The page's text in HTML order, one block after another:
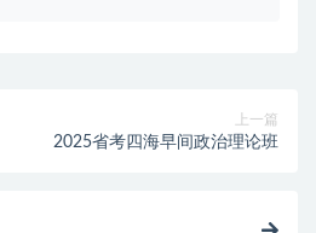
上一篇
2025省考四海早间政治理论班